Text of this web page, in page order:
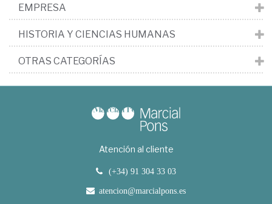
EMPRESA
HISTORIA Y CIENCIAS HUMANAS
OTRAS CATEGORÍAS
Atención al cliente
(+34) 91 304 33 03
atencion@marcialpons.es